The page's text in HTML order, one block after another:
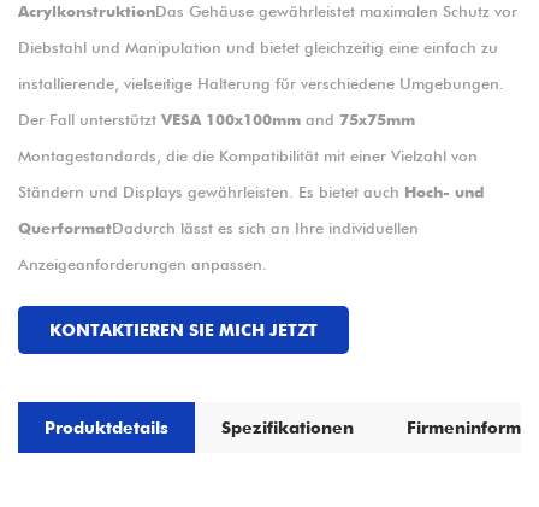
AcrylkonstruktionDas Gehäuse gewährleistet maximalen Schutz vor
Diebstahl und Manipulation und bietet gleichzeitig eine einfach zu
installierende, vielseitige Halterung für verschiedene Umgebungen.
Der Fall unterstützt VESA 100x100mm and 75x75mm
Montagestandards, die die Kompatibilität mit einer Vielzahl von
Ständern und Displays gewährleisten. Es bietet auch Hoch- und
QuerformatDadurch lässt es sich an Ihre individuellen
Anzeigeanforderungen anpassen.
KONTAKTIEREN SIE MICH JETZT
Produktdetails Spezifikationen